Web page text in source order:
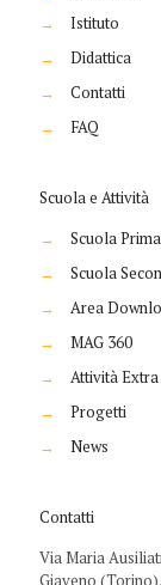
→
Istituto
→
Didattica
→
Contatti
→
FAQ
Scuola e Attività
→
Scuola
→
Scuola
→
Area
→
MAG 360
→
Attività Extra
→
Progetti
→
News
Contatti
Via Maria
Giaveno (Torino),